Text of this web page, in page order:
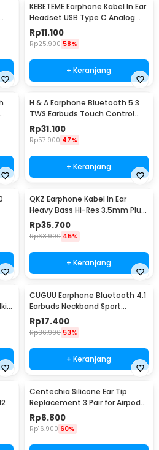
KEBETEME Earphone Kabel In Ear
Headset USB Type C Analog
with Mic - YS58
Rp11.100
Rp25.900 58%
+ Keranjang
H & A Earphone Bluetooth 5.3
TWS Earbuds Touch Control
Waterproof - F9-5
Rp31.100
Rp57.900 47%
+ Keranjang
QKZ Earphone Kabel In Ear
Heavy Bass Hi-Res 3.5mm Plug
with Mic - QKZ-AK2
Rp35.700
Rp63.900 45%
+ Keranjang
CUGUU Earphone Bluetooth 4.1
Earbuds Neckband Sport
Sweatproof - XT11
Rp17.400
Rp36.900 53%
+ Keranjang
Centechia Silicone Ear Tip
Replacement 3 Pair for Airpods
Pro - CE-3
Rp6.800
Rp16.900 60%